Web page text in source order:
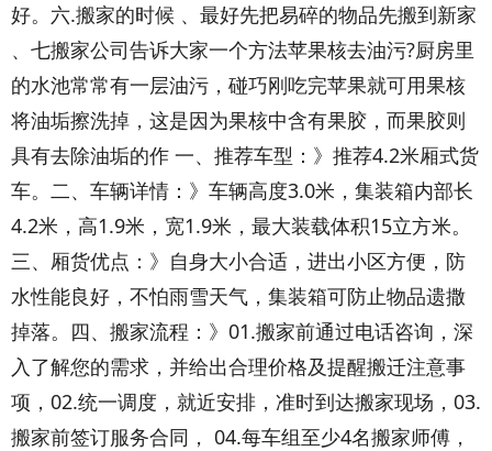
好。六.搬家的时候 、最好先把易碎的物品先搬到新家
、七搬家公司告诉大家一个方法苹果核去油污?厨房里
的水池常常有一层油污，碰巧刚吃完苹果就可用果核
将油垢擦洗掉，这是因为果核中含有果胶，而果胶则
具有去除油垢的作 一、推荐车型：》推荐4.2米厢式货
车。二、车辆详情：》车辆高度3.0米，集装箱内部长
4.2米，高1.9米，宽1.9米，最大装载体积15立方米。
三、厢货优点：》自身大小合适，进出小区方便，防
水性能良好，不怕雨雪天气，集装箱可防止物品遗撒
掉落。四、搬家流程：》01.搬家前通过电话咨询，深
入了解您的需求，并给出合理价格及提醒搬迁注意事
项，02.统一调度，就近安排，准时到达搬家现场，03.
搬家前签订服务合同， 04.每车组至少4名搬家师傅，